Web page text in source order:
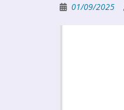
01/09/2025